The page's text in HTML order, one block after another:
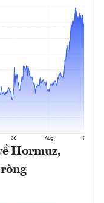
Hormuz,